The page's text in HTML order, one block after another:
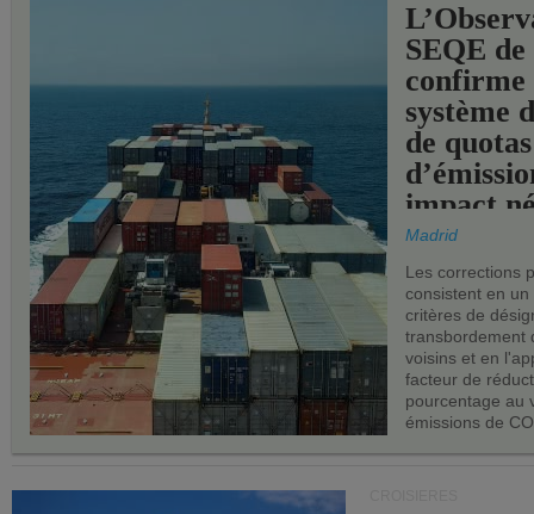
SEQE de
confirme
système
de quotas
impact
les ports
Madrid
Les corrections
consistent en
critères de
transbordement
voisins et en
facteur de
pourcentage au
émissions de